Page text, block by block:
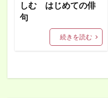
しむ はじめての俳
句
続きを読む